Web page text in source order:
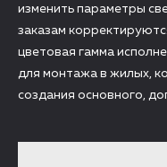
изменить параметры
заказам
цветовая гамма
для монтажа в жилых,
создания основного,